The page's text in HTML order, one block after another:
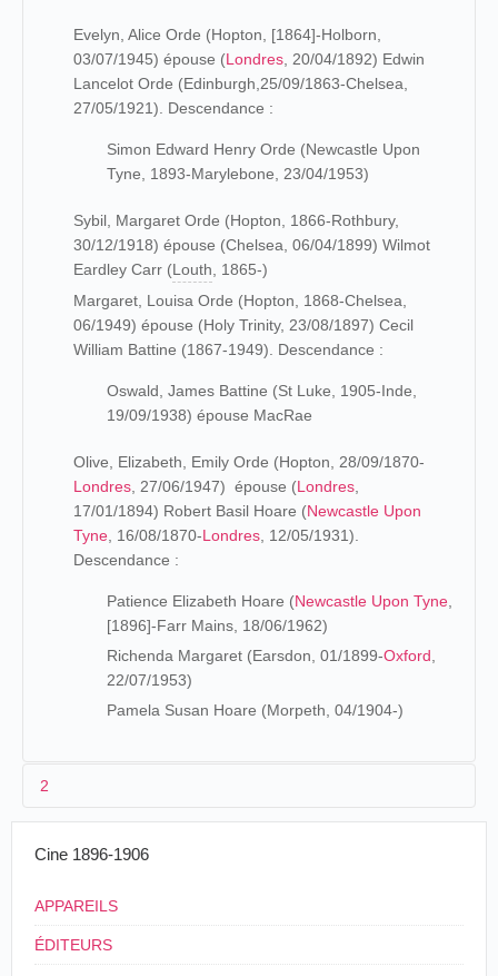
Evelyn, Alice Orde (Hopton, [1864]-Holborn,
03/07/1945) épouse (Londres , 20/04/1892) Edwin
Lancelot Orde (Edinburgh,25/09/1863-Chelsea,
27/05/1921). Descendance :
Simon Edward Henry Orde (Newcastle Upon
Tyne, 1893-Marylebone, 23/04/1953)
Sybil, Margaret Orde (Hopton, 1866-Rothbury,
30/12/1918) épouse (Chelsea, 06/04/1899) Wilmot
Eardley Carr (Louth , 1865-)
Margaret, Louisa Orde (Hopton, 1868-Chelsea,
06/1949) épouse (Holy Trinity, 23/08/1897) Cecil
William Battine (1867-1949). Descendance :
Oswald, James Battine (St Luke, 1905-Inde,
19/09/1938) épouse MacRae
Olive, Elizabeth, Emily Orde (Hopton, 28/09/1870-
Londres , 27/06/1947) épouse (Londres
17/01/1894) Robert Basil Hoare (Newcastle Upon
Tyne , 16/08/1870-Londres , 12/05/1931).
Descendance :
Patience Elizabeth Hoare (Newcastle Upon Tyne
[1896]-Farr Mains, 18/06/1962)
Richenda Margaret (Earsdon, 01/1899-Oxford
22/07/1953)
Pamela Susan Hoare (Morpeth, 04/1904-)
2
Julian W. Orde
son père est associé -, une carrière dans la banque. Dans
les années 1880, il quitte laGrande-Bretagnepour les
États-Unis
Cine 1896-1906
APPAREILS
ÉDITEURS